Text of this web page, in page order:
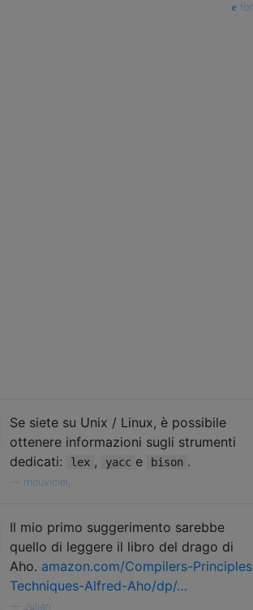
Se siete su Unix / Linux, è possibile
ottenere informazioni sugli strumenti
dedicati:
lex , yacc e bison .
mouviciel,
Il mio primo suggerimento sarebbe
quello di leggere il libro del drago di
Aho. amazon.com/Compilers-
Techniques-Alfred-Aho/dp/…
Julian